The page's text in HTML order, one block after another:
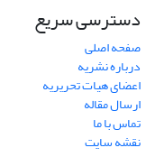
دسترسی سریع
صفحه اصلی
درباره نشریه
اعضای هیات تحریریه
ارسال مقاله
تماس با ما
نقشه سایت